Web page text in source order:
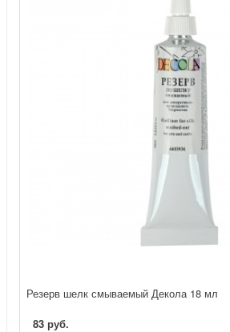
Резерв шелк смываемый Декола 18 мл
83 руб.